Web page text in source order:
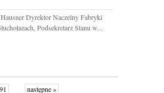
Dyrektor Naczelny Fabryki
Podsekretarz Stanu w...
następne »